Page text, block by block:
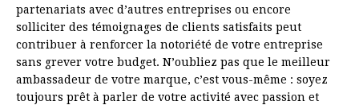
partenariats avec d’autres entreprises ou encore
solliciter des témoignages de clients satisfaits peut
contribuer à renforcer la notoriété de votre entreprise
sans grever votre budget. N’oubliez pas que le meilleur
ambassadeur de votre marque, c’est vous-même : soyez
toujours prêt à parler de votre activité avec passion et